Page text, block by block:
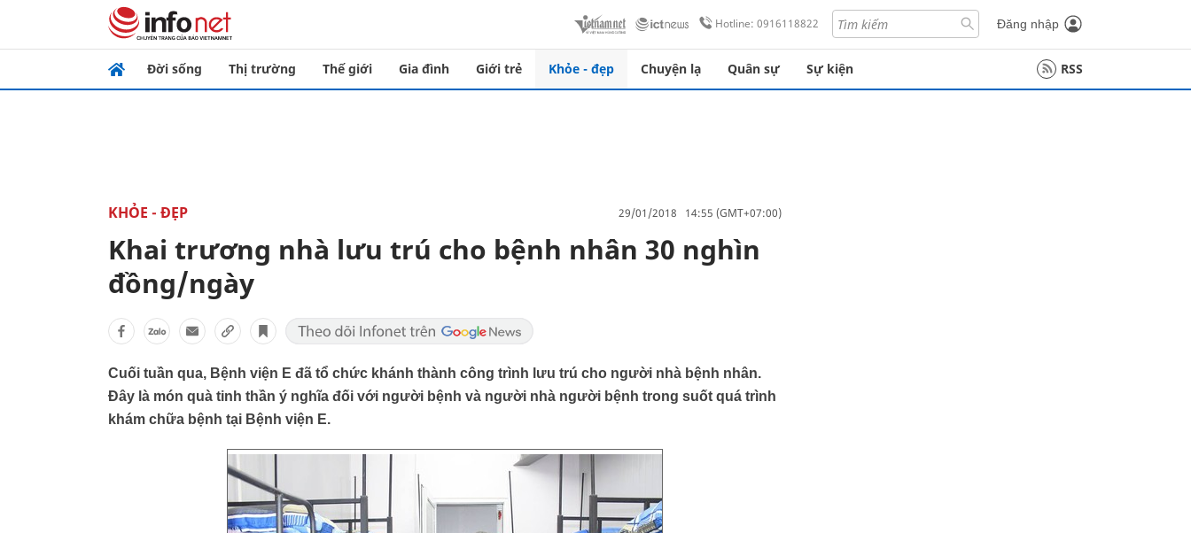
Hotline: 0916118822 Đăng nhập
Đời sống Thị trường Thế giới Gia đình Giới trẻ Khỏe - đẹp Chuyện lạ Quân sự Sự kiện RSS
KHỎE - ĐẸP 29/01/2018 14:55 (GMT+07:00)
Khai trương nhà lưu trú cho bệnh nhân 30 nghìn
đồng/ngày
Cuối tuần qua, Bệnh viện E đã tổ chức khánh thành công trình lưu trú cho người nhà bệnh nhân.
Đây là món quà tinh thần ý nghĩa đối với người bệnh và người nhà người bệnh trong suốt quá trình
khám chữa bệnh tại Bệnh viện E.